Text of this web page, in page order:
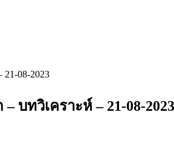
08-2023
บทวิเคราะห์ – 21-08-2023